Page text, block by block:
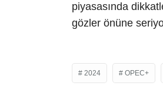
piyasasında
gözler önüne
2024 OPEC+